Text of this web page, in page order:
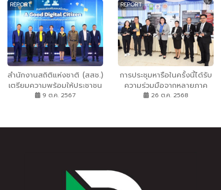
ชาติ ๒๕๖๘
REPORT
สำนักงานสถิติแห่งชาติ (สสช.)
เตรียมความพร้อมให้ประชาชน
ก้าวสู่การเป็นพลเมืองดิจิทัลที่
ดิจิทัลที่ดีร่วมกัน จับมือเคลือ
Citizen“ก้าวไปสู่ความเป็น
พลเมืองดิจิทัลที่มีคุณภาพไป
9 ต.ค. 2567
REPORT
การประชุมหารือในครั้งนี้ได้รับ
ความร่วมมือจากหลายภาค
ส่วน ทั้งภาครัฐและเอกชน
ขับเคลื่อนการพัฒนาระบบขน
26 ต.ค. 2568